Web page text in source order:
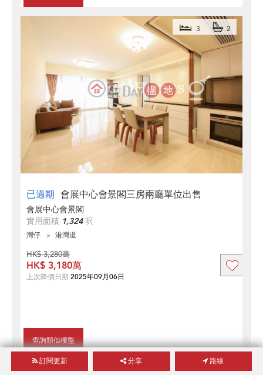
已過期 會展中心會景閣三房兩廳單位出售
3 2
會展中心會景閣
實用面積 1,324呎
灣仔 港灣道
查詢類似樓盤
HK$ 3,280萬
HK$ 3,180萬
上次降價日期 2025年09月06日
訂閱更新 分享 路線